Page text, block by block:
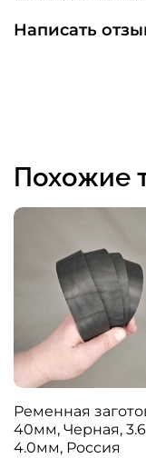
Написать
Похожие
Ременная
40мм, Черная,
4.0мм, Россия